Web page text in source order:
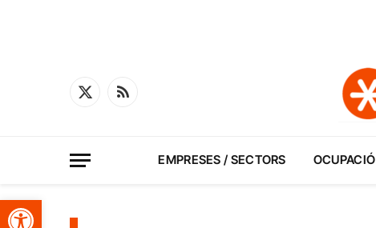
Obre la barra d'eines
X
RSS
EMPRESES / SECTORS OCUPACIÓ